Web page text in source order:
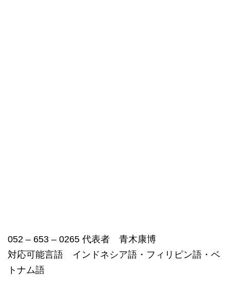
052 – 653 – 0265 代表者 青木康博
対応可能言語 インドネシア語・フィリピン語・ベ
トナム語